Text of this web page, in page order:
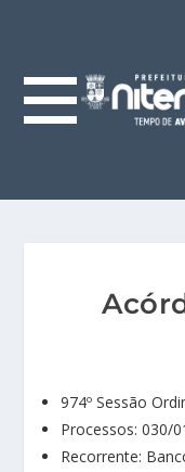
974º Sessão
Processos: 030/
Recorrente: